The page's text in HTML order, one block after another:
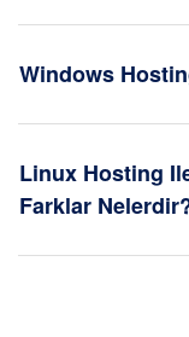
Windows
Linux Hosting
Farklar